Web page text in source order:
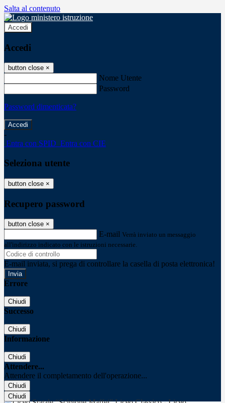
Salta al contenuto
Accedi
Accedi
button close ×
Nome Utente
Password
Password dimenticata?
-
Entra con SPID Entra con CIE
Seleziona utente
button close ×
Recupero password
button close ×
E-mail Verrà inviato un messaggio
all'indirizzo indicato con le istruzioni necessarie.
E-mail inviata, si prega di controllare la casella di posta elettronica!
Errore
Chiudi
Successo
Chiudi
Informazione
Chiudi
Attendere...
Attendere il completamento dell'operazione...
Chiudi
Chiudi